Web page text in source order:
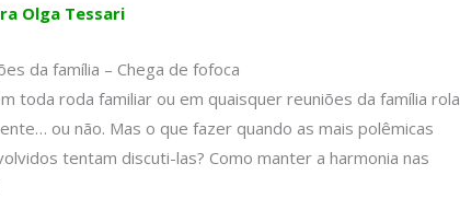
Olga Tessari
da família – Chega de fofoca
toda roda familiar ou em quaisquer reuniões da família rola
ou não. Mas o que fazer quando as mais polêmicas
tentam discuti-las? Como manter a harmonia nas